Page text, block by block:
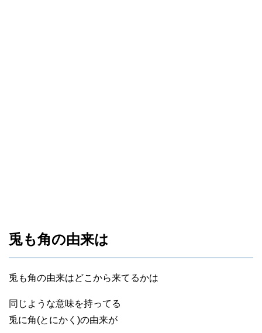
兎も角の由来は
兎も角の由来はどこから来てるかは
同じような意味を持ってる
兎に角(とにかく)の由来が